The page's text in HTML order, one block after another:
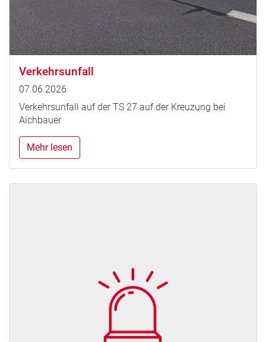
Verkehrsunfall
07.06.2026
Verkehrsunfall auf der TS 27 auf der Kreuzung bei
Aichbauer
Mehr lesen